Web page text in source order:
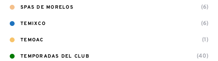
SPAS DE MORELOS (6)
TEMIXCO (6)
TEMOAC (1)
TEMPORADAS DEL CLUB (40)